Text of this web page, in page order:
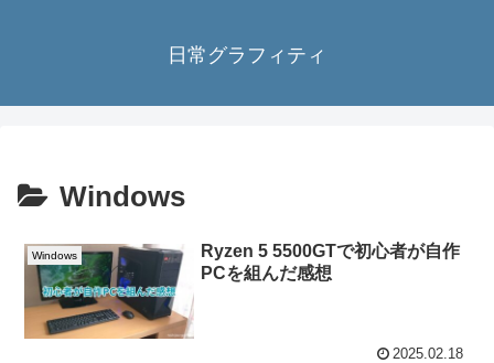
日常グラフィティ
Windows
Windows
Ryzen 5 5500GTで初心者が自作
PCを組んだ感想
2025.02.18